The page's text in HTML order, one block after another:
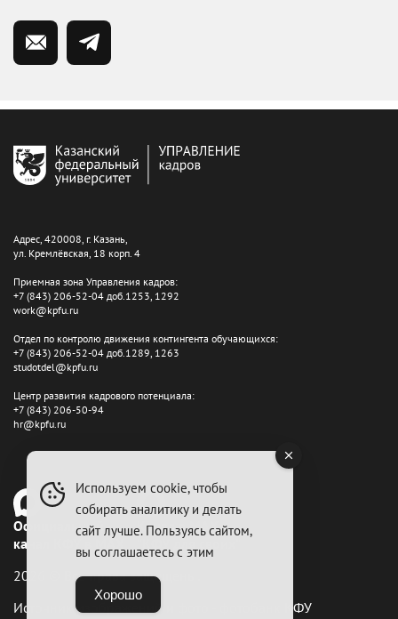
Адрес, 420008, г. Казань,
ул. Кремлёвская, 18 корп. 4
Приемная зона Управления кадров:
+7 (843) 206-52-04 доб.1253, 1292
work@kpfu.ru
Отдел по контролю движения контингента обучающихся:
+7 (843) 206-52-04 доб.1289, 1263
studotdel@kpfu.ru
Центр развития кадрового потенциала:
+7 (843) 206-50-94
hr@kpfu.ru
Официальный
канал КФУ в MAX
Канал в MAX
"КФУ для своих"
2026 © Все права защищены.
Источник изображений и фото - фотобанк КФУ
Используем cookie, чтобы
собирать аналитику и делать
сайт лучше. Пользуясь сайтом,
вы соглашаетесь с этим
Хорошо